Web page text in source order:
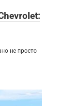
не просто